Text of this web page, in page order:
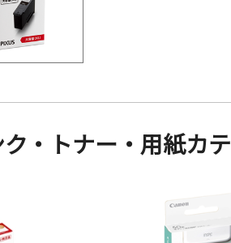
・トナー・用紙カ